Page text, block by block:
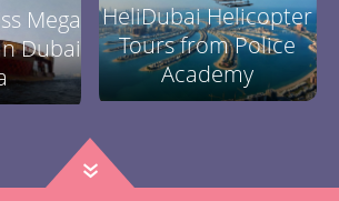
Mega
Dubai
HeliDubai Helicopter
Tours from Police
Academy
»